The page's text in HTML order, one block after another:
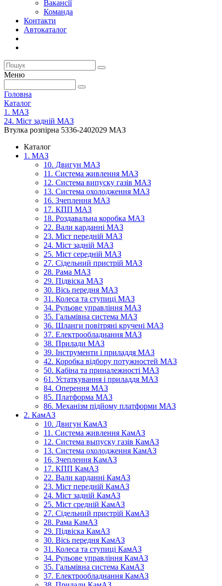
Вакансії
Команда
Контакти
Автокаталог
Меню
Головна
Каталог
1. МАЗ
24. Міст задній МАЗ
Втулка розпірна 5336-2402029 МАЗ
Каталог
1. МАЗ
10. Двигун МАЗ
11. Система живлення МАЗ
12. Система випуску газів МАЗ
13. Система охолодження МАЗ
16. Зчеплення МАЗ
17. КПП МАЗ
18. Роздавальна коробка МАЗ
22. Вали карданні МАЗ
23. Міст передній МАЗ
24. Міст задній МАЗ
25. Міст середній МАЗ
27. Сідельний пристрій МАЗ
28. Рама МАЗ
29. Підвіска МАЗ
30. Вісь передня МАЗ
31. Колеса та ступиці МАЗ
34. Рульове управління МАЗ
35. Гальмівна система МАЗ
36. Шланги повітряні кручені МАЗ
37. Електрообладнання МАЗ
38. Прилади МАЗ
39. Інструменти і приладдя МАЗ
42. Коробка відбору потужностей МАЗ
50. Кабіна та приналежності МАЗ
61. Устаткування і приладдя МАЗ
84. Оперення МАЗ
85. Платформа МАЗ
86. Механізм підйому платформи МАЗ
2. КамАЗ
10. Двигун КамАЗ
11. Система живлення КамАЗ
12. Система выпуску газів КамАЗ
13. Система охолодження КамАЗ
16. Зчеплення КамАЗ
17. КПП КамАЗ
22. Вали карданні КамАЗ
23. Міст передній КамАЗ
24. Міст задній КамАЗ
25. Міст средній КамАЗ
27. Сідельний пристрій КамАЗ
28. Рама КамАЗ
29. Підвіска КамАЗ
30. Вісь передня КамАЗ
31. Колеса та ступиці КамАЗ
34. Рульове управління КамАЗ
35. Гальмівна система КамАЗ
37. Електрообладнання КамАЗ